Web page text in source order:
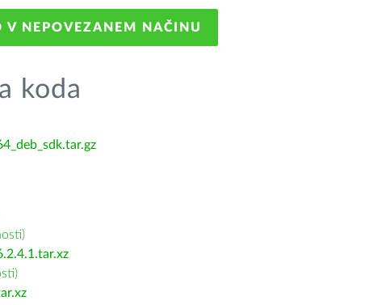
V NEPOVEZANEM NAČINU
koda
)
)